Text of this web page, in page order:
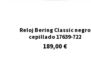
Reloj Bering Classic negro
cepillado 17639-722
189,00 €